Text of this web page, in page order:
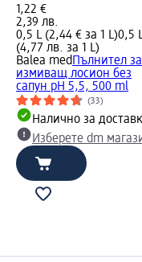
1,22 €
2,39 лв.
0,5 L (2,44 € за 1 L)0,5
(4,77 лв. за 1 L)
Balea med Пълнител за
измиващ лосион без
сапун pH 5,5, 500 ml
(33)
Налично за
Изберете dm